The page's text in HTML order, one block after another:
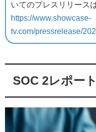
いてのプレスリリース
https://www.showcase-
tv.com/pressrelease/
SOC 2レポー